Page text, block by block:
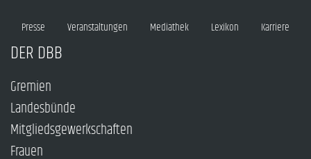
Presse Veranstaltungen Mediathek Lexikon Karriere
DER DBB
Gremien
Landesbünde
Mitgliedsgewerkschaften
Frauen